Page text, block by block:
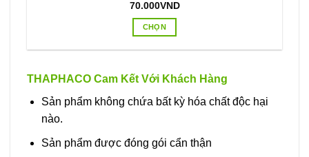
70.000VND
CHỌN
này
nhiều
Các
THAPHACO Cam Kết Với Khách Hàng
Sản phẩm không chứa bất kỳ hóa chất độc hại
nào.
Sản phẩm được đóng gói cẩn thận